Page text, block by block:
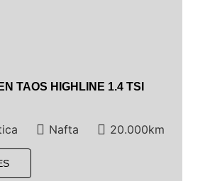
TAOS HIGHLINE 1.4 TSI
Nafta 20.000km